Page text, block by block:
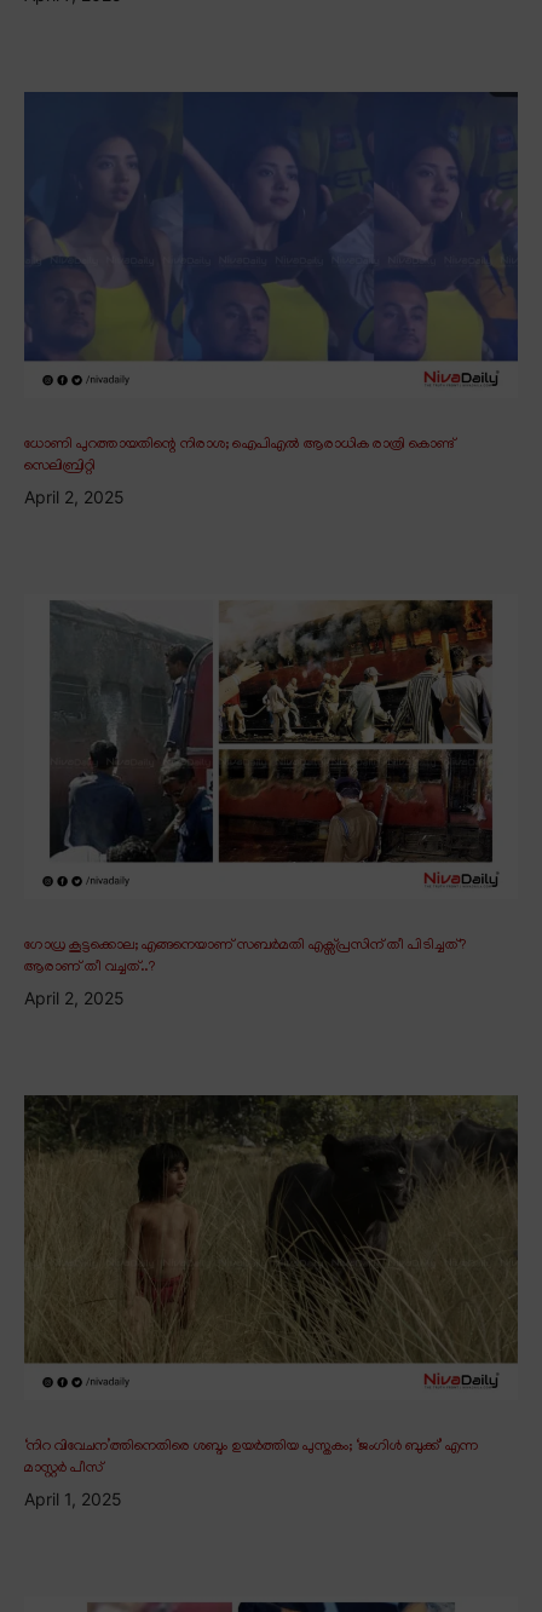
ധോണി പുറത്തായതിന്റെ നിരാശ; ഐപിഎൽ ആരാധിക രാത്രി കൊണ്ട്
സെലിബ്രിറ്റി
April 2, 2025
ഗോധ്ര കൂട്ടക്കൊല; എങ്ങനെയാണ് സബർമതി എക്സ്പ്രസിന് തീ പിടിച്ചത്?
ആരാണ് തീ വച്ചത്..?
April 2, 2025
‘നിറ വിവേചന’ത്തിനെതിരെ ശബ്ദം ഉയർത്തിയ പുസ്തകം; ‘ജംഗിൾ ബുക്ക്’ എന്ന
മാസ്റ്റർ പീസ്
April 1, 2025